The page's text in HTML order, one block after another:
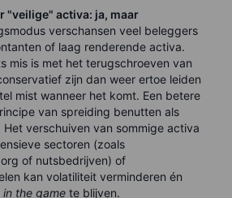
"veilige" activa: ja, maar
verschansen veel beleggers
of laag renderende activa.
mis is met het terugschroeven van
zijn dan weer ertoe leiden
mist wanneer het komt. Een betere
van spreiding benutten als
Het verschuiven van sommige activa
sectoren (zoals
of nutsbedrijven) of
kan volatiliteit verminderen én
in the game te blijven.